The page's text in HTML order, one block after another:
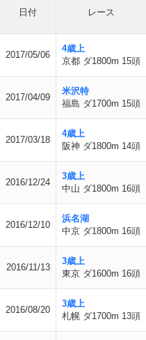
日付 レース
2017/05/06
4歳上
京都 ダ1800m 15頭
2017/04/09
米沢特
福島 ダ1700m 15頭
2017/03/18
4歳上
阪神 ダ1800m 14頭
2016/12/24
3歳上
中山 ダ1800m 16頭
2016/12/10
浜名湖
中京 ダ1800m 16頭
2016/11/13
3歳上
東京 ダ1600m 16頭
2016/08/20
3歳上
札幌 ダ1700m 13頭